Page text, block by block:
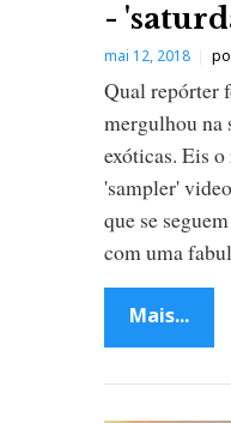
-
mai 12, 2018
Qual repórter
mergulhou na
exóticas. Eis
'sampler'
que se
com uma
Mais...